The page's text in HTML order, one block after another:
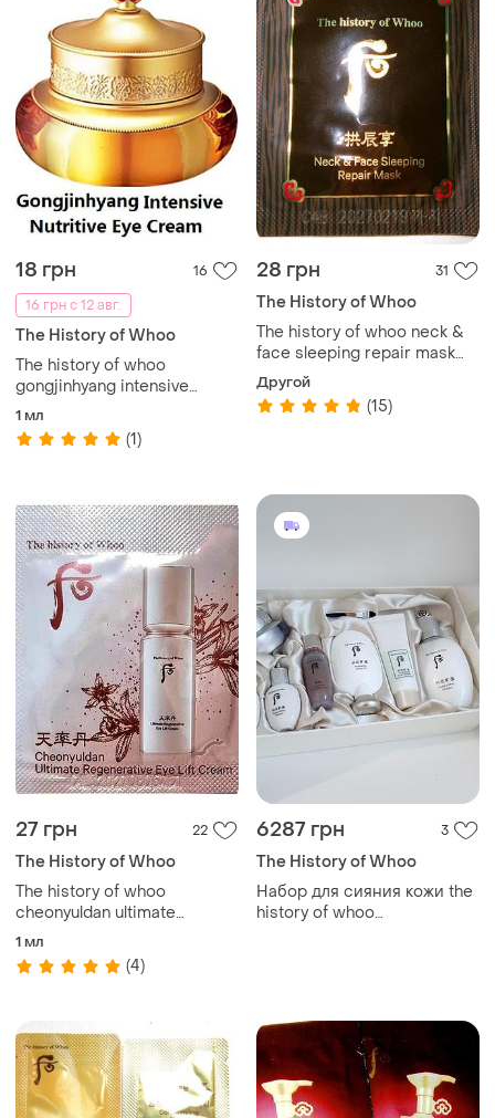
18 грн
16
16 грн с 12 авг.
The History of Whoo
The history of whoo
gongjinhyang intensive
nutritive eye cream крем
для век
1 мл
(1)
28 грн 31
The History of Whoo
The history of whoo neck &
face sleeping repair mask
2.5ml ночная
омолаживающая маска
Другой
(15)
27 грн 22
The History of Whoo
The history of whoo
cheonyuldan ultimate
regenerative eye lift cream
крем для век
1 мл
(4)
6287 грн 3
The History of Whoo
Набор для сияния кожи the
history of whoo